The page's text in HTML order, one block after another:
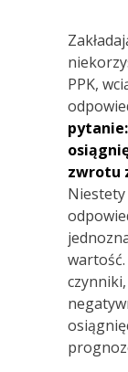
PPK,
zwrotu